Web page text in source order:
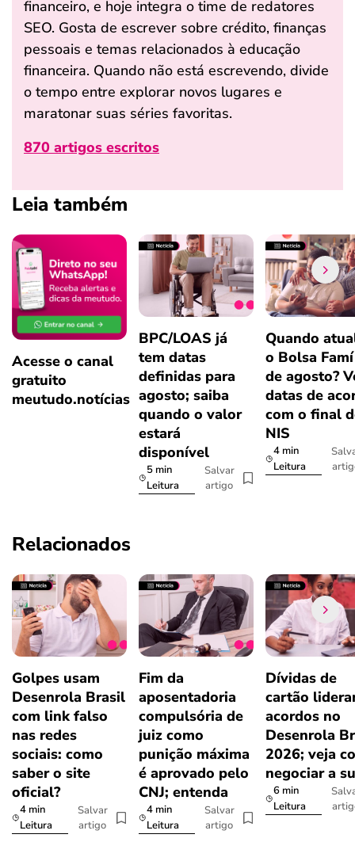
financeiro, e hoje integra o time de redatores
SEO. Gosta de escrever sobre crédito, finanças
pessoais e temas relacionados à educação
financeira. Quando não está escrevendo, divide
o tempo entre explorar novos lugares e
maratonar suas séries favoritas.
870 artigos escritos
Leia também
Acesse o canal
gratuito
meutudo.notícias
BPC/LOAS já
tem datas
definidas para
agosto; saiba
quando o valor
estará
disponível
5 min
Leitura
Salvar
artigo
Quando
o Bolsa
de agosto?
datas de
com o final
NIS
4 min
Leitura
Relacionados
Golpes usam
Desenrola Brasil
com link falso
nas redes
sociais: como
saber o site
oficial?
4 min
Leitura
Salvar
artigo
Fim da
aposentadoria
compulsória de
juiz como
punição máxima
é aprovado pelo
CNJ; entenda
4 min
Leitura
Salvar
artigo
Dívidas de
cartão
acordos no
Desenrola
2026; veja
negociar a
6 min
Leitura